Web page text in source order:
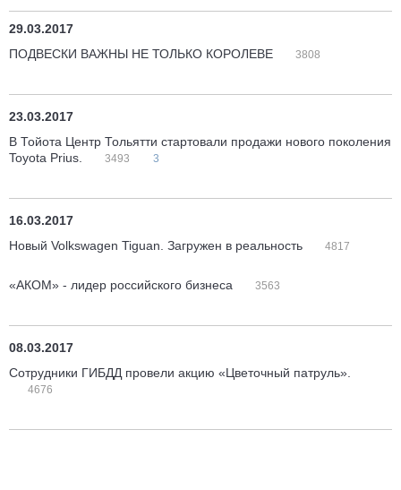
29.03.2017
ПОДВЕСКИ ВАЖНЫ НЕ ТОЛЬКО КОРОЛЕВЕ
3808
23.03.2017
В Тойота Центр Тольятти стартовали продажи нового поколения
Toyota Prius.
3493 3
16.03.2017
Новый Volkswagen Tiguan. Загружен в реальность
4817
«АКОМ» - лидер российского бизнеса 3563
08.03.2017
Сотрудники ГИБДД провели акцию «Цветочный патруль».
4676